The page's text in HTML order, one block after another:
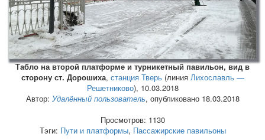
Табло на второй платформе и турникетный павильон, вид в
сторону ст. Дорошиха, станция Тверь (линия Лихославль —
Решетниково), 10.03.2018
Автор: Удалённый пользователь, опубликовано 18.03.2018
Просмотров: 1130
Тэги: Пути и платформы, Пассажирские павильоны